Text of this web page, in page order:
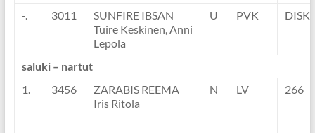
-. 3011
SUNFIRE IBSAN
Tuire Keskinen, Anni
Lepola
U PVK DISK
saluki – nartut
1.
3456
ZARABIS REEMA
Iris Ritola
N LV 266